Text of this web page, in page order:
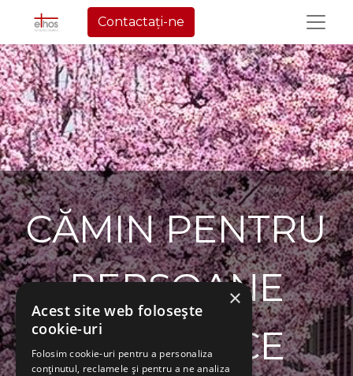
Contactați-ne
CĂMIN PENTRU
PERSOANE
VÂRSTNICE
×
Acest site web folosește
cookie-uri
Folosim cookie-uri pentru a personaliza
conținutul, reclamele și pentru a ne analiza